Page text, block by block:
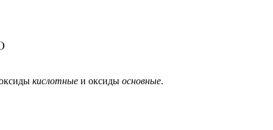
кислотные и оксиды основные.